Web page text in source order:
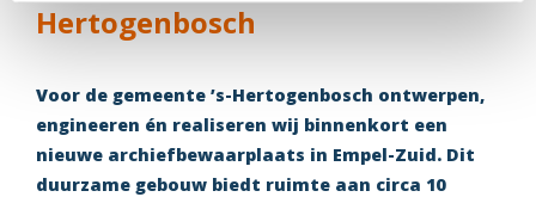
Hertogenbosch
Voor de gemeente ’s-Hertogenbosch ontwerpen,
engineeren én realiseren wij binnenkort een
nieuwe archiefbewaarplaats in Empel-Zuid. Dit
duurzame gebouw biedt ruimte aan circa 10